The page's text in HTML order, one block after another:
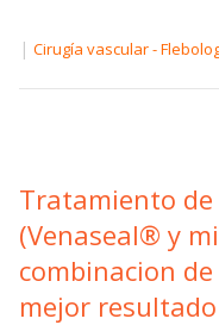
| Cirugía vascular -
Tratamiento
(Venaseal® y
combinacion
mejor resultado